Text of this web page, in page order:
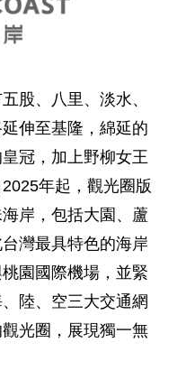
股、八里、淡水、
伸至基隆，綿延的
冠，加上野柳女王
年起，觀光圈版
岸，包括大園、蘆
灣最具特色的海岸
園國際機場，並緊
陸、空三大交通網
光圈，展現獨一無